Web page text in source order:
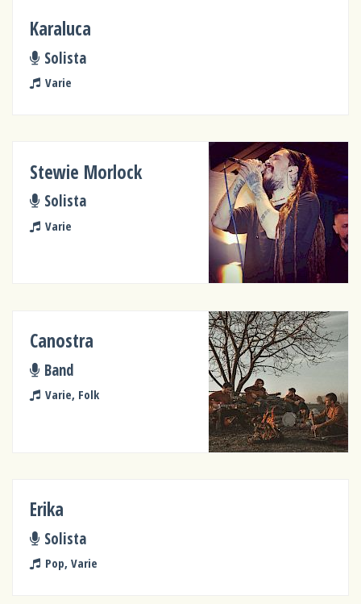
Karaluca
Solista
Varie
Stewie Morlock
Solista
Varie
Canostra
Band
Varie, Folk
Erika
Solista
Pop, Varie